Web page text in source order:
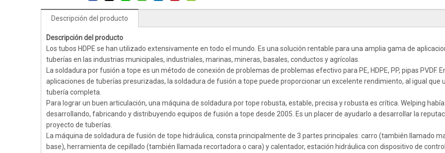
Descripción del producto
Descripción del producto
Los tubos HDPE se han utilizado extensivamente en todo el mundo. Es una solución rentable para una amplia gama de
tuberías en las industrias municipales, industriales, marinas, mineras, basales, conductos y agrícolas.
La soldadura por fusión a tope es un método de conexión de problemas de problemas efectivo para PE, HDPE, PP, pipas PVDF.
aplicaciones de tuberías presurizadas, la soldadura de fusión a tope puede proporcionar un excelente rendimiento, al igual que
tubería completa.
Para lograr un buen articulación, una máquina de soldadura por tope robusta, estable, precisa y robusta es crítica. Welping
desarrollando, fabricando y distribuyendo equipos de fusión a tope desde 2005. Es un placer de ayudarlo a desarrollar la
proyecto de tuberías.
La máquina de soldadura de fusión de tope hidráulica, consta principalmente de 3 partes principales: carro (también llamado
base), herramienta de cepillado (también llamada recortadora o cara) y calentador, estación hidráulica con dispositivo de